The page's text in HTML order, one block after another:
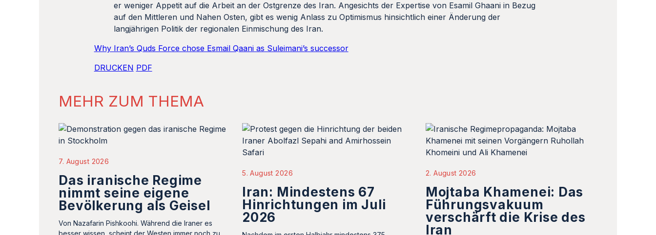
er weniger Appetit auf die Arbeit an der Ostgrenze des Iran. Angesichts der Expertise von Esamil Ghaani in Bezug
auf den Mittleren und Nahen Osten, gibt es wenig Anlass zu Optimismus hinsichtlich einer Änderung der
langjährigen Politik der regionalen Einmischung des Iran.
Why Iran’s Quds Force chose Esmail Qaani as Suleimani’s successor
DRUCKEN PDF
MEHR ZUM THEMA
7. August 2026
Das iranische Regime
nimmt seine eigene
Bevölkerung als Geisel
Von Nazafarin Pishkoohi. Während die Iraner es
besser wissen, scheint der Westen immer noch zu
5. August 2026
Iran: Mindestens 67
Hinrichtungen im Juli
2026
2. August 2026
Mojtaba Khamenei: Das
Führungsvakuum
verschärft die Krise des
Iran